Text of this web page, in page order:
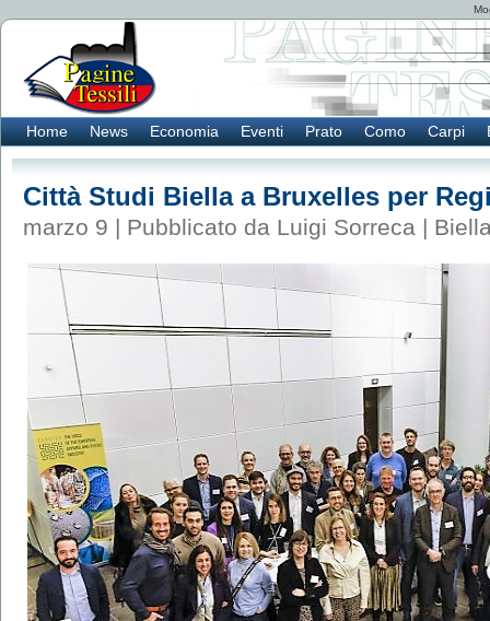
Home News Economia Eventi Prato Como Carpi
Città Studi Biella a Bruxelles per
marzo 9 | Pubblicato da Luigi Sorreca |